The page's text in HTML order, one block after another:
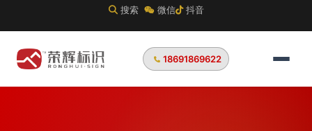
搜索 微信 抖音
18691869622